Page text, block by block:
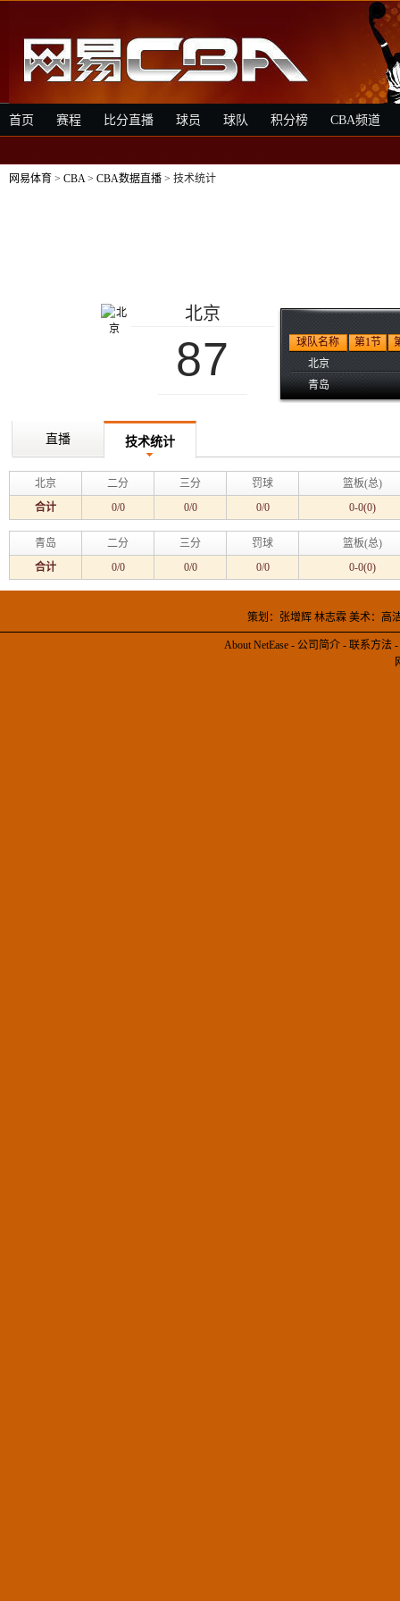
首页 赛程 比分直播 球员 球队 积分榜 CBA频道
网易体育 > CBA> CBA数据直播 > 技术统计
北京
87 球队名称 第1节
北京
青岛
直播 技术统计
北京 二分 三分 罚球
篮板(总)
合计
0/0 0/0 0/0 0-0(0)
青岛 二分 三分 罚球
篮板(总)
合计
0/0 0/0 0/0 0-0(0)
策划：张增辉 林志霖 美术：
About NetEase - 公司简介 - 联系方法 -